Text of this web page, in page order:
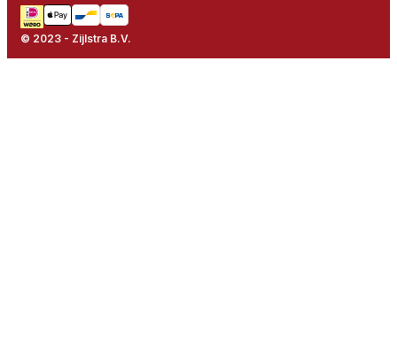
© 2023 - Zijlstra B.V.